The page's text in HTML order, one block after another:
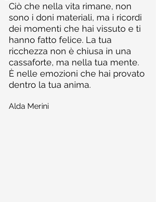
Ciò che nella vita rimane, non
sono i doni materiali, ma i ricordi
dei momenti che hai vissuto e ti
hanno fatto felice. La tua
ricchezza non è chiusa in una
cassaforte, ma nella tua mente.
È nelle emozioni che hai provato
dentro la tua anima.
Alda Merini